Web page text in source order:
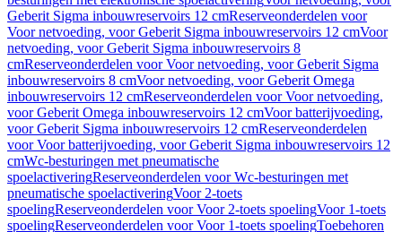
Geberit Sigma inbouwreservoirs 12 cmReserveonderdelen voor
Voor netvoeding, voor Geberit Sigma inbouwreservoirs 12 cmVoor
netvoeding, voor Geberit Sigma inbouwreservoirs 8
cmReserveonderdelen voor Voor netvoeding, voor Geberit Sigma
inbouwreservoirs 8 cmVoor netvoeding, voor Geberit Omega
inbouwreservoirs 12 cmReserveonderdelen voor Voor netvoeding,
voor Geberit Omega inbouwreservoirs 12 cmVoor batterijvoeding,
voor Geberit Sigma inbouwreservoirs 12 cmReserveonderdelen
voor Voor batterijvoeding, voor Geberit Sigma inbouwreservoirs 12
cmWc-besturingen met pneumatische
spoelactiveringReserveonderdelen voor Wc-besturingen met
pneumatische spoelactiveringVoor 2-toets
spoelingReserveonderdelen voor Voor 2-toets spoelingVoor 1-toets
spoelingReserveonderdelen voor Voor 1-toets spoelingToebehoren